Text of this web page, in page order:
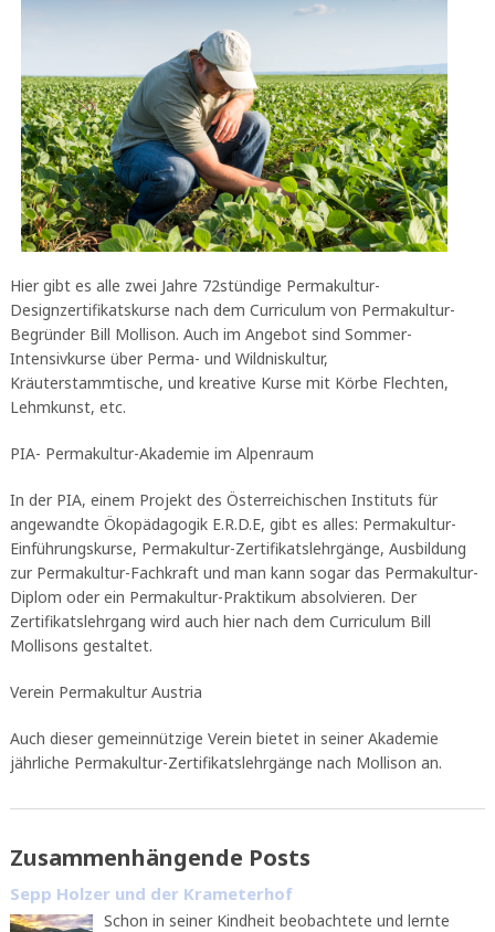
Hier gibt es alle zwei Jahre 72stündige Permakultur-
Designzertifikatskurse nach dem Curriculum von Permakultur-
Begründer Bill Mollison. Auch im Angebot sind Sommer-
Intensivkurse über Perma- und Wildniskultur,
Kräuterstammtische, und kreative Kurse mit Körbe Flechten,
Lehmkunst, etc.
PIA- Permakultur-Akademie im Alpenraum
In der PIA, einem Projekt des Österreichischen Instituts für
angewandte Ökopädagogik E.R.D.E, gibt es alles: Permakultur-
Einführungskurse, Permakultur-Zertifikatslehrgänge, Ausbildung
zur Permakultur-Fachkraft und man kann sogar das Permakultur-
Diplom oder ein Permakultur-Praktikum absolvieren. Der
Zertifikatslehrgang wird auch hier nach dem Curriculum Bill
Mollisons gestaltet.
Verein Permakultur Austria
Auch dieser gemeinnützige Verein bietet in seiner Akademie
jährliche Permakultur-Zertifikatslehrgänge nach Mollison an.
Zusammenhängende Posts
Sepp Holzer und der Krameterhof
Schon in seiner Kindheit beobachtete und lernte